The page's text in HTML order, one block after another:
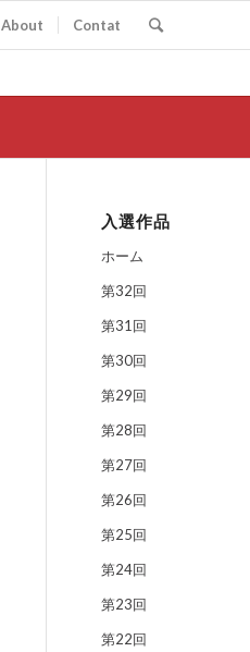
About Contat
入選作品
ホーム
第32回
第31回
第30回
第29回
第28回
第27回
第26回
第25回
第24回
第23回
第22回